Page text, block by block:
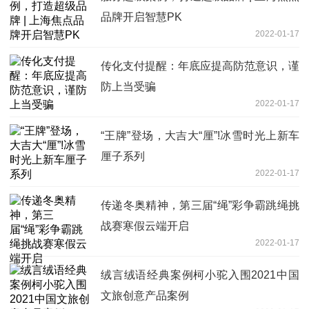
品牌开启智慧PK
2022-01-17
传化支付提醒：年底应提高防范意识，谨
防上当受骗
2022-01-17
“王牌”登场，大吉大“厘”!冰雪时光上新车
厘子系列
2022-01-17
传递冬奥精神，第三届“绳”彩争霸跳绳挑
战赛寒假云端开启
2022-01-17
绒言绒语经典案例柯小驼入围2021中国
文旅创意产品案例